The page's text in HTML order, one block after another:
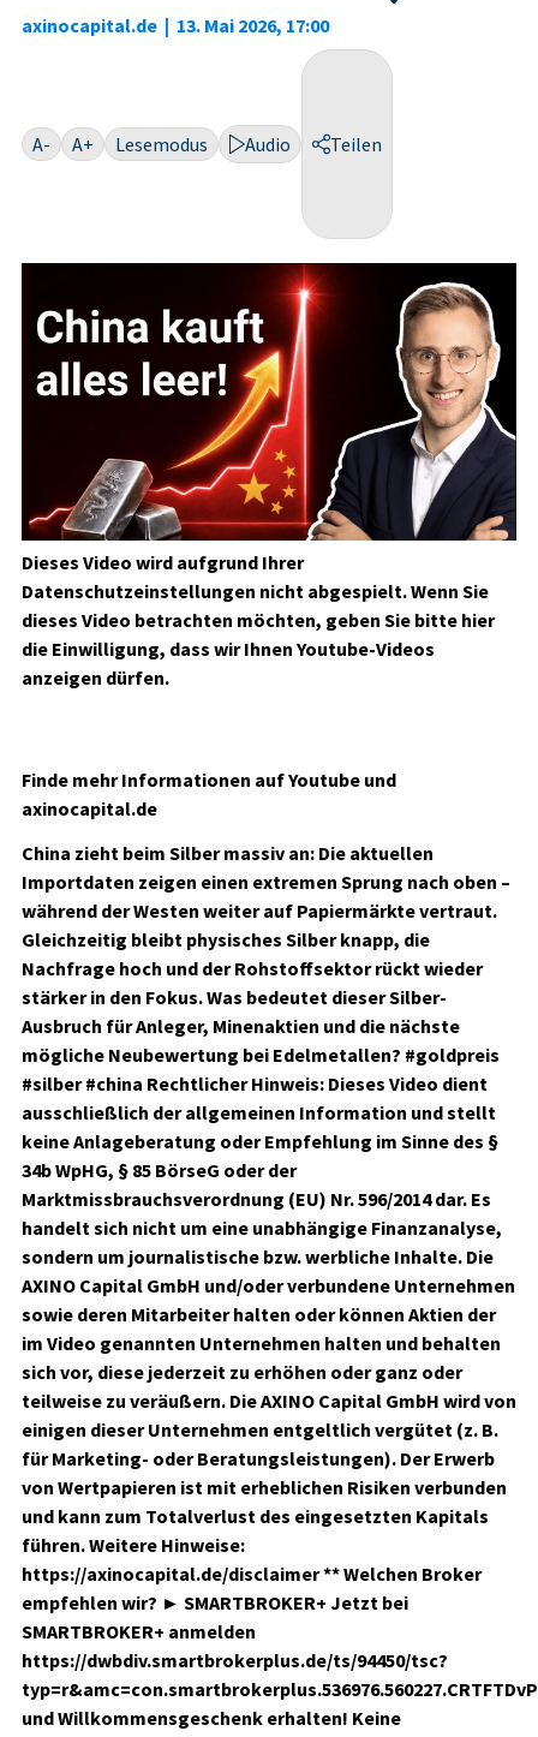
axinocapital.de | 13. Mai 2026, 17:00
A- A+ Lesemodus Audio Teilen
Dieses Video wird aufgrund Ihrer
Datenschutzeinstellungen nicht abgespielt. Wenn Sie
dieses Video betrachten möchten, geben Sie bitte hier
die Einwilligung, dass wir Ihnen Youtube-Videos
anzeigen dürfen.
Finde mehr Informationen auf Youtube und
axinocapital.de
China zieht beim Silber massiv an: Die aktuellen
Importdaten zeigen einen extremen Sprung nach oben –
während der Westen weiter auf Papiermärkte vertraut.
Gleichzeitig bleibt physisches Silber knapp, die
Nachfrage hoch und der Rohstoffsektor rückt wieder
stärker in den Fokus. Was bedeutet dieser Silber-
Ausbruch für Anleger, Minenaktien und die nächste
mögliche Neubewertung bei Edelmetallen? #goldpreis
#silber #china Rechtlicher Hinweis: Dieses Video dient
ausschließlich der allgemeinen Information und stellt
keine Anlageberatung oder Empfehlung im Sinne des §
34b WpHG, § 85 BörseG oder der
Marktmissbrauchsverordnung (EU) Nr. 596/2014 dar. Es
handelt sich nicht um eine unabhängige Finanzanalyse,
sondern um journalistische bzw. werbliche Inhalte. Die
AXINO Capital GmbH und/oder verbundene Unternehmen
sowie deren Mitarbeiter halten oder können Aktien der
im Video genannten Unternehmen halten und behalten
sich vor, diese jederzeit zu erhöhen oder ganz oder
teilweise zu veräußern. Die AXINO Capital GmbH wird von
einigen dieser Unternehmen entgeltlich vergütet (z. B.
für Marketing- oder Beratungsleistungen). Der Erwerb
von Wertpapieren ist mit erheblichen Risiken verbunden
und kann zum Totalverlust des eingesetzten Kapitals
führen. Weitere Hinweise:
https://axinocapital.de/disclaimer ** Welchen Broker
empfehlen wir? ► SMARTBROKER+ Jetzt bei
SMARTBROKER+ anmelden
https://dwbdiv.smartbrokerplus.de/ts/94450/tsc?
und Willkommensgeschenk erhalten! Keine